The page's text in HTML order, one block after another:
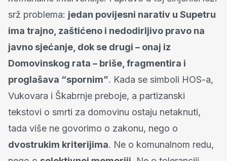
srž problema: jedan povijesni narativ u Supetru
ima trajno, zaštićeno i nedodirljivo pravo na
javno sjećanje, dok se drugi – onaj iz
Domovinskog rata – briše, fragmentira i
proglašava “spornim”. Kada se simboli HOS-a,
Vukovara i Škabrnje preboje, a partizanski
tekstovi o smrti za domovinu ostaju netaknuti,
tada više ne govorimo o zakonu, nego o
dvostrukim kriterijima. Ne o komunalnom redu,